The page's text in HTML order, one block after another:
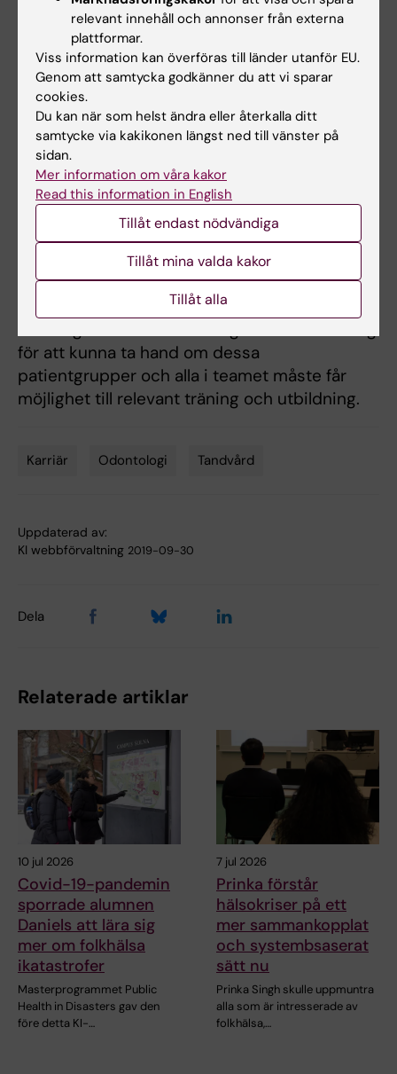
att förändringen har för
utbildningarna?
Tandläkarprogrammen har nu ett arbete att
göra med att ta in den nya specialiteten i
utbildningsplanerna och skapa ST-platser. Det
kräver utrymme och resurser, inte minst
lärarkompetens, men ger också många
möjligheter till utveckling.
Jag önskar också att jag snart får se
efterutbildningar inom området både för
tandhygienister och tandsköterskor. Detta är
en vision som jag vet att jag delar med fler. Ett
för att kunna ta hand om dessa
patientgrupper och alla i teamet måste får
möjlighet till relevant träning och utbildning.
Karriär Odontologi Tandvård
Uppdaterad av:
KI webbförvaltning 2019-09-30
Dela
Relaterade artiklar
10 jul 2026
Covid-19-pandemin
sporrade alumnen
Daniels att lära sig
mer om folkhälsa
ikatastrofer
Masterprogrammet Public
Health in Disasters gav den
före detta KI-…
7 jul 2026
Prinka förstår
hälsokriser på ett
mer sammankopplat
och systembsaserat
sätt nu
Prinka Singh skulle uppmuntra
alla som är intresserade av
folkhälsa,…
relevant innehåll och annonser från externa
plattformar.
Viss information kan överföras till länder utanför EU.
Genom att samtycka godkänner du att vi sparar
cookies.
Du kan när som helst ändra eller återkalla ditt
samtycke via kakikonen längst ned till vänster på
sidan.
Mer information om våra kakor
Read this information in English
Tillåt endast nödvändiga
Tillåt mina valda kakor
Tillåt alla